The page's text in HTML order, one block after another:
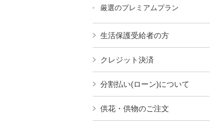
厳選のプレミアムプラン
生活保護受給者の方
クレジット決済
分割払い(ローン)について
供花・供物のご注文